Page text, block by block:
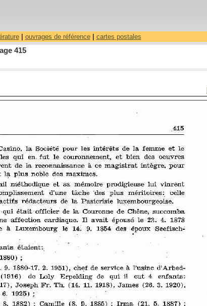
| ouvrages de référence| cartes postales
415